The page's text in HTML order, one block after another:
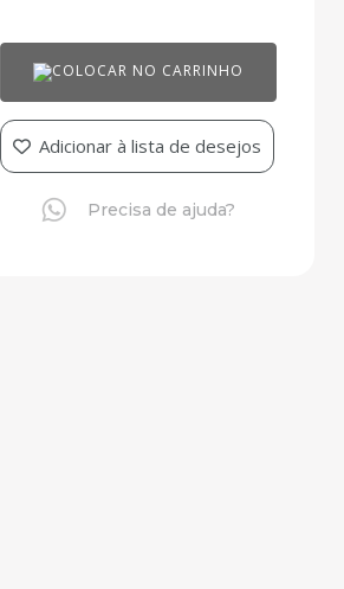
COLOCAR NO CARRINHO
Adicionar à lista de desejos
Precisa de ajuda?